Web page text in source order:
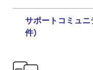
サポートコミュ
件)